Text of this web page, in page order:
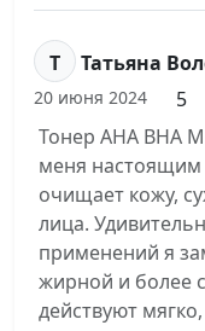
Т Татьяна
20 июня 2024
5
Тонер AHA BHA
меня
очищает кожу,
лица.
применений я
жирной и более
действуют